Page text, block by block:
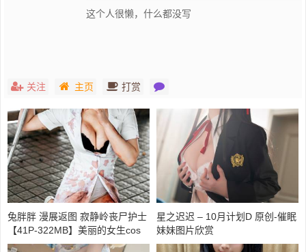
这个人很懒，什么都没写
关注 主页 打赏
兔胖胖 漫展返图 寂静岭丧尸护士
【41P-322MB】美丽的女生cos
图片
星之迟迟 – 10月计划D 原创-催眠
妹妹图片欣赏